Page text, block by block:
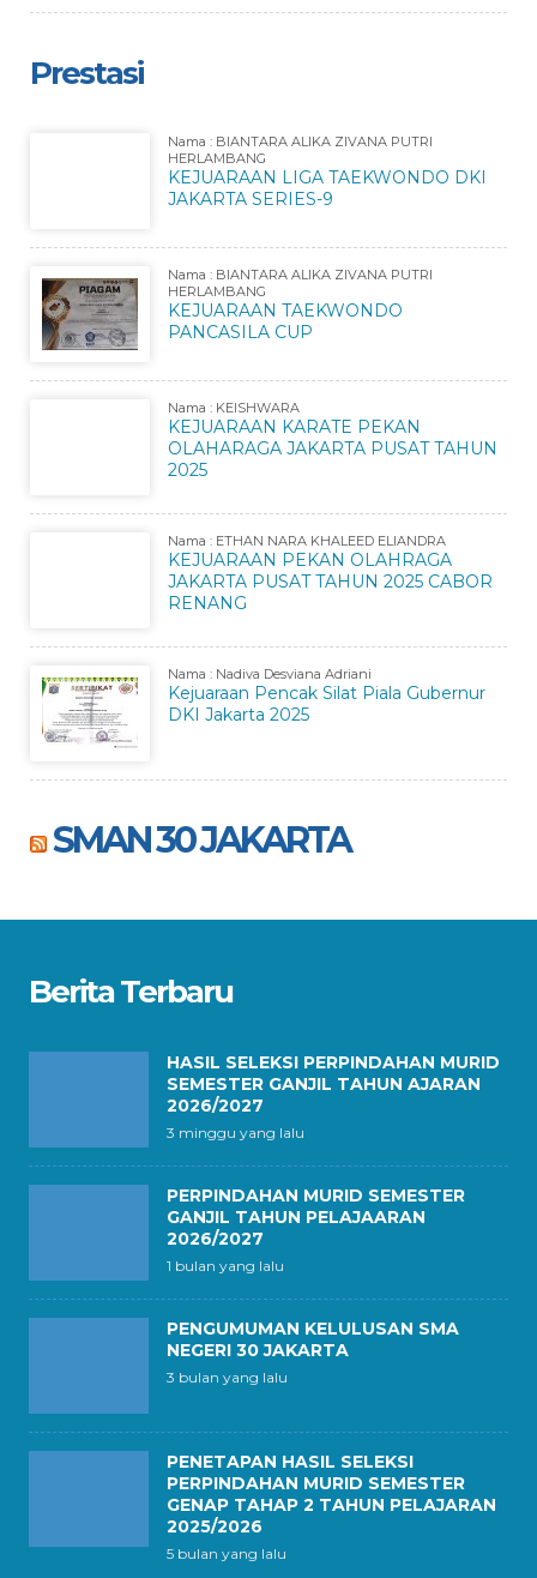
Prestasi
Nama : BIANTARA ALIKA ZIVANA PUTRI
HERLAMBANG
KEJUARAAN LIGA TAEKWONDO DKI
JAKARTA SERIES-9
Nama : BIANTARA ALIKA ZIVANA PUTRI
HERLAMBANG
KEJUARAAN TAEKWONDO
PANCASILA CUP
Nama : KEISHWARA
KEJUARAAN KARATE PEKAN
OLAHARAGA JAKARTA PUSAT TAHUN
2025
Nama : ETHAN NARA KHALEED ELIANDRA
KEJUARAAN PEKAN OLAHRAGA
JAKARTA PUSAT TAHUN 2025 CABOR
RENANG
Nama : Nadiva Desviana Adriani
Kejuaraan Pencak Silat Piala Gubernur
DKI Jakarta 2025
SMAN 30 JAKARTA
Berita Terbaru
HASIL SELEKSI PERPINDAHAN MURID
SEMESTER GANJIL TAHUN AJARAN
2026/2027
3 minggu yang lalu
PERPINDAHAN MURID SEMESTER
GANJIL TAHUN PELAJAARAN
2026/2027
1 bulan yang lalu
PENGUMUMAN KELULUSAN SMA
NEGERI 30 JAKARTA
3 bulan yang lalu
PENETAPAN HASIL SELEKSI
PERPINDAHAN MURID SEMESTER
GENAP TAHAP 2 TAHUN PELAJARAN
2025/2026
5 bulan yang lalu